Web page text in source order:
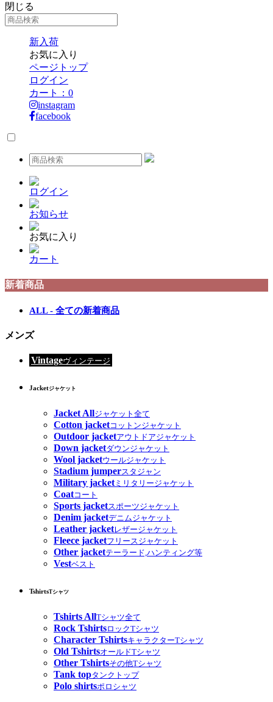
閉じる
新入荷
お気に入り
ページトップ
ログイン
カート： 0
instagram
facebook
ログイン
お知らせ
お気に入り
カート
新着商品
ALL - 全ての新着商品
メンズ
Vintageヴィンテージ
Jacketジャケット
Jacket Allジャケット全て
Cotton jacketコットンジャケット
Outdoor jacketアウトドアジャケット
Down jacketダウンジャケット
Wool jacketウールジャケット
Stadium jumperスタジャン
Military jacketミリタリージャケット
Coatコート
Sports jacketスポーツジャケット
Denim jacketデニムジャケット
Leather jacketレザージャケット
Fleece jacketフリースジャケット
Other jacketテーラード,ハンティング等
Vestベスト
TshirtsTシャツ
Tshirts AllTシャツ全て
Rock TshirtsロックTシャツ
Character TshirtsキャラクターTシャツ
Old TshirtsオールドTシャツ
Other Tshirtsその他Tシャツ
Tank topタンクトップ
Polo shirtsポロシャツ